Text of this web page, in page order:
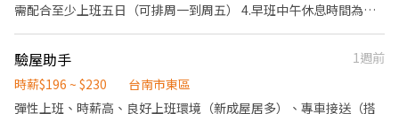
境】全廠冷氣空調，環境好得像新大樓 【首誠獨享】 1. 三節獎金
有些站別中班第二天可直下，有些夜班及中班需早班受訓兩週～一
個月（依照站別） ⋆⁺₊⋆ 心動不如馬上行動⋆⁺₊⋆ ⋆⁺₊⋆ 尋找合適喜歡
需配合至少上班五日（可排周一到周五） 4.早班中午休息時間為一
驗屋助手
1週前
時薪$196 ~ $230
台南市東區
彈性上班、時薪高、良好上班環境（新成屋居多）、專車接送（搭